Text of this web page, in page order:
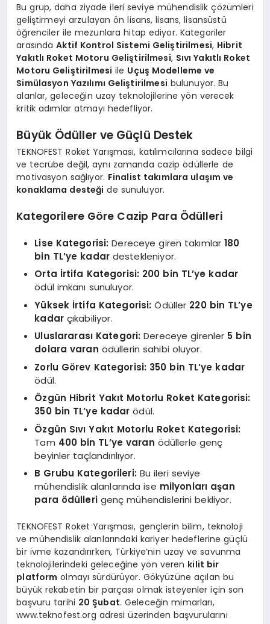
Bu grup, daha ziyade ileri seviye mühendislik çözümleri
geliştirmeyi arzulayan ön lisans, lisans, lisansüstü
öğrenciler ile mezunlara hitap ediyor. Kategoriler
arasındaAktif Kontrol Sistemi Geliştirilmesi, Hibrit
Yakıtlı Roket Motoru Geliştirilmesi, Sıvı Yakıtlı Roket
Motoru Geliştirilmesi ile Uçuş Modelleme ve
Simülasyon Yazılımı Geliştirilmesi bulunuyor. Bu
alanlar, geleceğin uzay teknolojilerine yön verecek
kritik adımlar atmayı hedefliyor.
Büyük Ödüller ve Güçlü Destek
TEKNOFEST Roket Yarışması, katılımcılarına sadece bilgi
ve tecrübe değil, aynı zamanda cazip ödüllerle de
motivasyon sağlıyor. Finalist takımlara ulaşım ve
konaklama desteği de sunuluyor.
Kategorilere Göre Cazip Para Ödülleri
Lise Kategorisi: Dereceye giren takımlar180
bin TL’ye kadardestekleniyor.
Orta İrtifa Kategorisi: 200 bin TL’ye kadar
ödül imkanı sunuluyor.
Yüksek İrtifa Kategorisi: Ödüller 220 bin TL’ye
kadarçıkabiliyor.
Uluslararası Kategori: Dereceye girenler 5 bin
dolara varan ödüllerin sahibi oluyor.
Zorlu Görev Kategorisi: 350 bin TL’ye kadar
ödül.
Özgün Hibrit Yakıt Motorlu Roket Kategorisi:
350 bin TL’ye kadar ödül.
Özgün Sıvı Yakıt Motorlu Roket Kategorisi:
Tam 400 bin TL’ye varan ödüllerle genç
beyinler taçlandırılıyor.
B Grubu Kategorileri: Bu ileri seviye
mühendislik alanlarında ise milyonları aşan
para ödüllerigenç mühendislerini bekliyor.
TEKNOFEST Roket Yarışması, gençlerin bilim, teknoloji
ve mühendislik alanlarındaki kariyer hedeflerine güçlü
bir ivme kazandırırken, Türkiye’nin uzay ve savunma
teknolojilerindeki geleceğine yön veren kilit bir
platform olmayı sürdürüyor. Gökyüzüne açılan bu
büyük rekabetin bir parçası olmak isteyenler için son
başvuru tarihi 20 Şubat. Geleceğin mimarları,
www.teknofest.org adresi üzerinden başvurularını